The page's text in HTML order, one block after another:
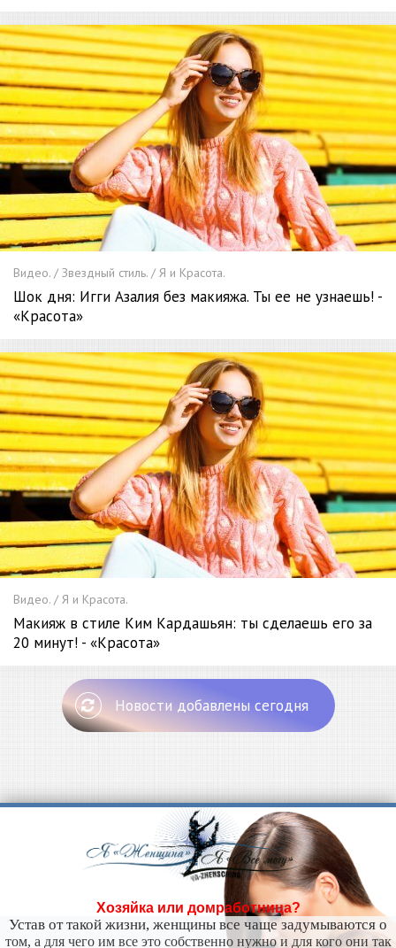
Видео. / Звездный стиль. / Я и Красота.
Шок дня: Игги Азалия без макияжа. Ты ее не узнаешь! -
«Красота»
Видео. / Я и Красота.
Макияж в стиле Ким Кардашьян: ты сделаешь его за
20 минут! - «Красота»
Новости добавлены сегодня
Хозяйка или домработница?
Устав от такой жизни, женщины все чаще задумываются о
том, а для чего им все это собственно нужно и для кого они так